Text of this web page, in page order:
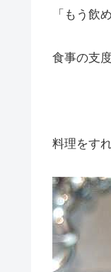
「もう飲
食事の支
料理をす